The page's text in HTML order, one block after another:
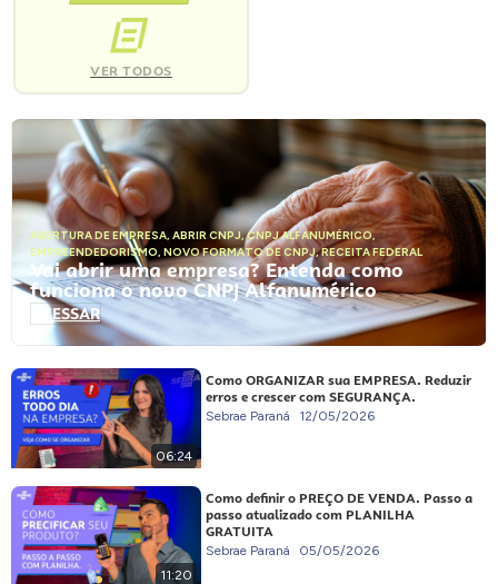
VER TODOS
ABERTURA DE EMPRESA, ABRIR CNPJ,CNPJ ALFANUMÉRICO,
EMPREENDEDORISMO, NOVO FORMATO DE CNPJ,RECEITA FEDERAL
Vai abrir uma empresa? Entenda como
funciona o novo CNPJ Alfanumérico
ACESSAR
06:24
Como ORGANIZAR sua EMPRESA. Reduzir
erros e crescer com SEGURANÇA.
Sebrae Paraná 12/05/2026
11:20
Como definir o PREÇO DE VENDA. Passo a
passo atualizado com PLANILHA
GRATUITA
Sebrae Paraná 05/05/2026